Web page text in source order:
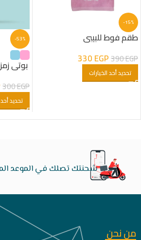
-15%
طقم فوط للبيبي
390EGP
330EGP
تحديد أحد الخيارات
-53%
بوتي
300EGP
تحديد
شحنتك تصلك في الموعد
من نحن